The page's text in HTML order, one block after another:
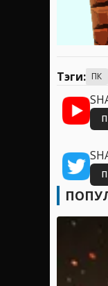
Тэги: ПК